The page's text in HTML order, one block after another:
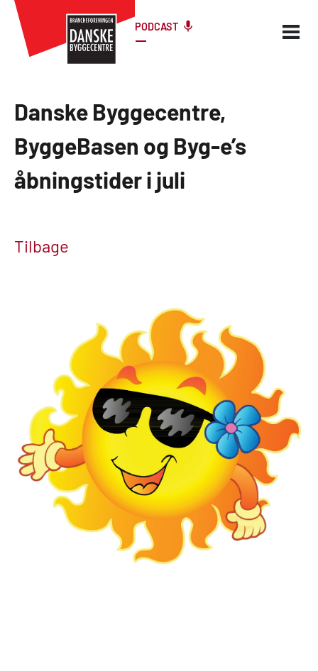
PODCAST
Danske Byggecentre,
ByggeBasen og Byg-e’s
åbningstider i juli
Tilbage